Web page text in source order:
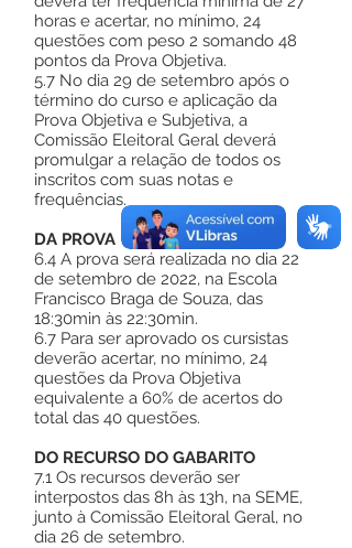
horas e acertar, no mínimo, 24
questões com peso 2 somando 48
pontos da Prova Objetiva.
5.7 No dia 29 de setembro após o
término do curso e aplicação da
Prova Objetiva e Subjetiva, a
Comissão Eleitoral Geral deverá
promulgar a relação de todos os
inscritos com suas notas e
frequências.
DA PROVA
6.4 A prova será realizada no dia 22
de setembro de 2022, na Escola
Francisco Braga de Souza, das
18:30min às 22:30min.
6.7 Para ser aprovado os cursistas
deverão acertar, no mínimo, 24
questões da Prova Objetiva
equivalente a 60% de acertos do
total das 40 questões.
DO RECURSO DO GABARITO
7.1 Os recursos deverão ser
interpostos das 8h às 13h, na SEME,
junto à Comissão Eleitoral Geral, no
dia 26 de setembro.